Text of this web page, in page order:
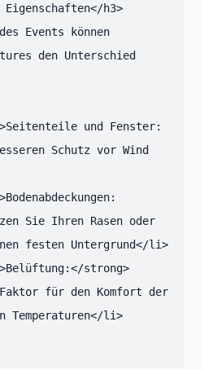
h3>
Events können
den Unterschied
Schutz vor Wind
Sie Ihren Rasen oder
festen Untergrund</li>
für den Komfort der
Temperaturen</li>